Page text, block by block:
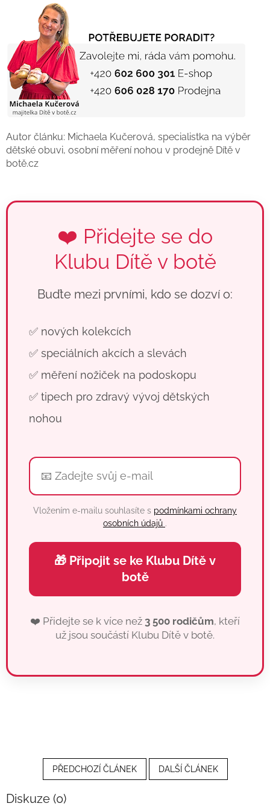
Autor článku: Michaela Kučerová, specialistka na výběr
dětské obuvi, osobní měření nohou v prodejně Dítě v
botě.cz
❤️ Přidejte se do
Klubu Dítě v botě
Buďte mezi prvními, kdo se dozví o:
✅ nových kolekcích
✅ speciálních akcích a slevách
✅ měření nožiček na podoskopu
✅ tipech pro zdravý vývoj dětských
nohou
Vložením e-mailu souhlasíte s podmínkami ochrany
osobních údajů .
🎁 Připojit se ke Klubu Dítě v
botě
❤️ Přidejte se k více než 3 500 rodičům, kteří
už jsou součástí Klubu Dítě v botě.
PŘEDCHOZÍ ČLÁNEK DALŠÍ ČLÁNEK
Diskuze (0)